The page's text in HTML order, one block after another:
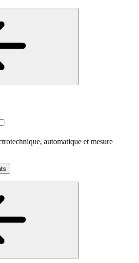
automatique et mesure